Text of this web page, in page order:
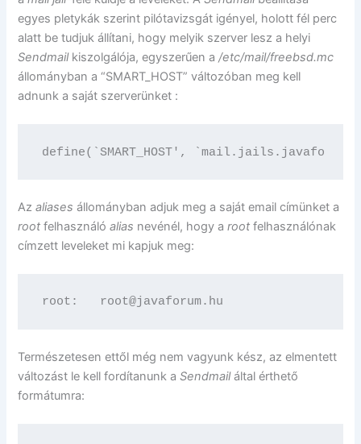
egyes pletykák szerint pilótavizsgát igényel, holott fél perc
alatt be tudjuk állítani, hogy melyik szerver lesz a helyi
Sendmailkiszolgálója, egyszerűen a/etc/mail/freebsd.mc
állományban a “SMART_HOST” változóban meg kell
adnunk a saját szerverünket :
define(`SMART_HOST',
Azaliases állományban adjuk meg a saját email címünket a
root felhasználóalias nevénél, hogy aroot felhasználónak
címzett leveleket mi kapjuk meg:
root:   root@javaforum.hu
Természetesen ettől még nem vagyunk kész, az elmentett
változást le kell fordítanunk aSendmailáltal érthető
formátumra: